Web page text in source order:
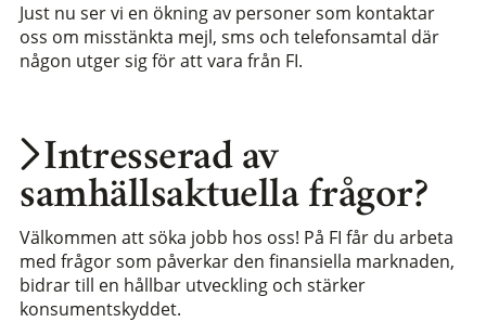
Intresserad av
samhällsaktuella frågor?
Välkommen att söka jobb hos oss! På FI får du arbeta
med frågor som påverkar den finansiella marknaden,
bidrar till en hållbar utveckling och stärker
konsumentskyddet.
Just nu ser vi en ökning av personer som kontaktar
oss om misstänkta mejl, sms och telefonsamtal där
någon utger sig för att vara från FI.